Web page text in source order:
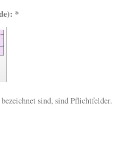
Captcha (Spam-Schutz-Code): *
bezeichnet sind, sind Pflichtfelder.